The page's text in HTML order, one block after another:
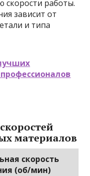
скорости работы.
зависит от
и типа
материалов
скорость
(об/мин)